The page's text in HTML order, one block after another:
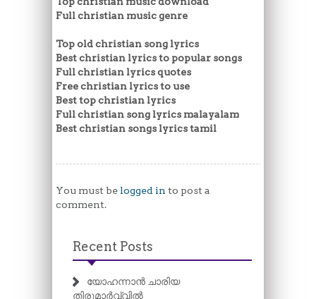
Full christian music genre
Top old christian song lyrics
Best christian lyrics to popular songs
Full christian lyrics quotes
Free christian lyrics to use
Best top christian lyrics
Full christian song lyrics malayalam
Best christian songs lyrics tamil
You must be logged in to post a
comment.
Recent Posts
യോഹന്നാൻ ചാരിയ
തിരുമാർവ്വിൽ